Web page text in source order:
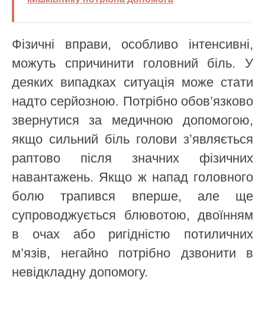
Фізичні вправи, особливо інтенсивні,
можуть спричинити головний біль. У
деяких випадках ситуація може стати
надто серйозною. Потрібно обов’язково
звернутися за медичною допомогою,
якщо сильний біль голови з’являється
раптово після значних фізичних
навантажень. Якщо ж напад головного
болю трапився вперше, але ще
супроводжується блювотою, двоїнням
в очах або ригідністю потиличних
м’язів, негайно потрібно дзвонити в
невідкладну допомогу.